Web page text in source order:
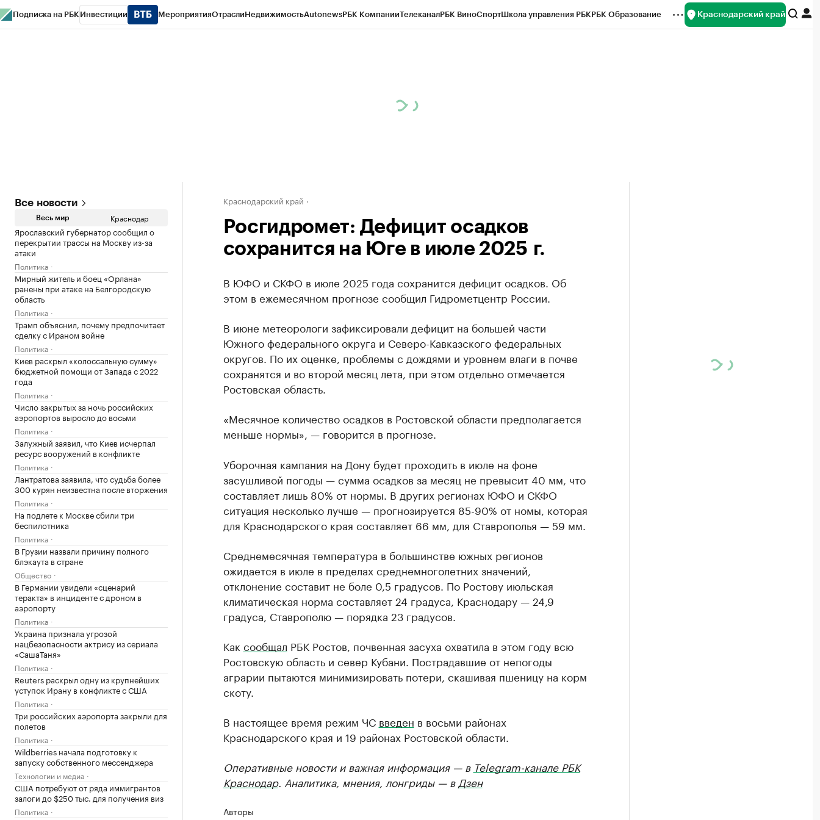
Подписка на РБК Инвестиции МероприятияОтраслиНедвижимостьAutonewsРБК КомпанииТелеканалРБК ВиноСпортШкола управления РБКРБК Образование Краснодарский край
Все новости
Весь мир Краснодар
Ярославский губернатор сообщил о
перекрытии трассы на Москву из-за
атаки
Политика
Мирный житель и боец «Орлана»
ранены при атаке на Белгородскую
область
Политика
Трамп объяснил, почему предпочитает
сделку с Ираном войне
Политика
Киев раскрыл «колоссальную сумму»
бюджетной помощи от Запада с 2022
года
Политика
Число закрытых за ночь российских
аэропортов выросло до восьми
Политика
Залужный заявил, что Киев исчерпал
ресурс вооружений в конфликте
Политика
Лантратова заявила, что судьба более
300 курян неизвестна после вторжения
Политика
На подлете к Москве сбили три
беспилотника
Политика
В Грузии назвали причину полного
блэкаута в стране
Общество
В Германии увидели «сценарий
теракта» в инциденте с дроном в
аэропорту
Политика
Украина признала угрозой
нацбезопасности актрису из сериала
«СашаТаня»
Политика
Reuters раскрыл одну из крупнейших
уступок Ирану в конфликте с США
Политика
Три российских аэропорта закрыли для
полетов
Политика
Wildberries начала подготовку к
запуску собственного мессенджера
Технологии и медиа
США потребуют от ряда иммигрантов
залоги до $250 тыс. для получения виз
Политика
Краснодарский край
Росгидромет: Дефицит осадков
сохранится на Юге в июле 2025 г.
В ЮФО и СКФО в июле 2025 года сохранится дефицит осадков. Об
этом в ежемесячном прогнозе сообщил Гидрометцентр России.
В июне метеорологи зафиксировали дефицит на большей части
Южного федерального округа и Северо-Кавказского федеральных
округов. По их оценке, проблемы с дождями и уровнем влаги в почве
сохранятся и во второй месяц лета, при этом отдельно отмечается
Ростовская область.
«Месячное количество осадков в Ростовской области предполагается
меньше нормы», — говорится в прогнозе.
Уборочная кампания на Дону будет проходить в июле на фоне
засушливой погоды — сумма осадков за месяц не превысит 40 мм, что
составляет лишь 80% от нормы. В других регионах ЮФО и СКФО
ситуация несколько лучше — прогнозируется 85-90% от номы, которая
для Краснодарского края составляет 66 мм, для Ставрополья — 59 мм.
Среднемесячная температура в большинстве южных регионов
ожидается в июле в пределах среднемноголетних значений,
отклонение составит не боле 0,5 градусов. По Ростову июльская
климатическая норма составляет 24 градуса, Краснодару — 24,9
градуса, Ставрополю — порядка 23 градусов.
Как сообщал РБК Ростов, почвенная засуха охватила в этом году всю
Ростовскую область и север Кубани. Пострадавшие от непогоды
аграрии пытаются минимизировать потери, скашивая пшеницу на корм
скоту.
В настоящее время режим ЧС введен в восьми районах
Краснодарского края и 19 районах Ростовской области.
Оперативные новости и важная информация — в Telegram-канале РБК
Краснодар. Аналитика, мнения, лонгриды — в Дзен
Авторы